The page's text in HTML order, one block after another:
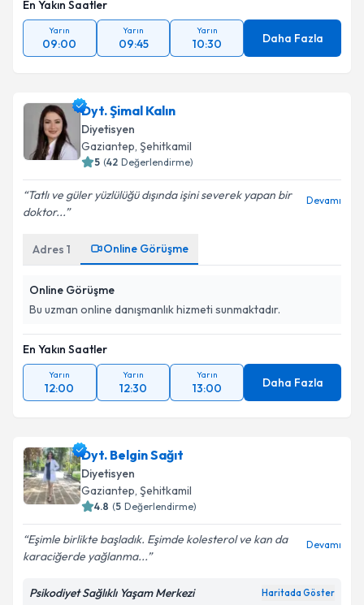
En Yakın Saatler
Yarın
09:00
Yarın
09:45
Yarın
10:30 Daha Fazla
Dyt. Şimal Kalın
Diyetisyen
Gaziantep, Şehitkamil
5 (42 Değerlendirme)
Tatlı ve güler yüzlülüğü dışında işini severek yapan bir
doktor...
Devamı
Adres 1 Online Görüşme
Online Görüşme
Bu uzman online danışmanlık hizmeti sunmaktadır.
En Yakın Saatler
Yarın
12:00
Yarın
12:30
Yarın
13:00 Daha Fazla
Dyt. Belgin Sağıt
Diyetisyen
Gaziantep, Şehitkamil
4.8 (5 Değerlendirme)
Eşimle birlikte başladık. Eşimde kolesterol ve kan da
karaciğerde yağlanma...
Devamı
Psikodiyet Sağlıklı Yaşam Merkezi Haritada Göster